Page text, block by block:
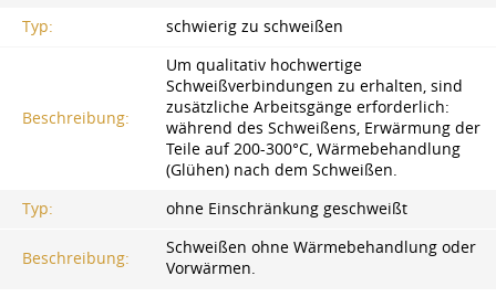
Typ:
schwierig zu schweißen
Beschreibung:
Um qualitativ hochwertige
Schweißverbindungen zu erhalten, sind
zusätzliche Arbeitsgänge erforderlich:
während des Schweißens, Erwärmung der
Teile auf 200-300°C, Wärmebehandlung
(Glühen) nach dem Schweißen.
Typ:
ohne Einschränkung geschweißt
Beschreibung:
Schweißen ohne Wärmebehandlung oder
Vorwärmen.